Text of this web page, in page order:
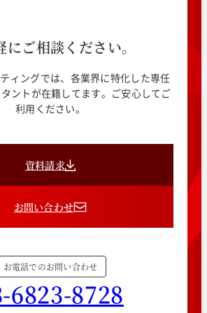
にご相談ください。
ィングでは、各業界に特化した専任
ントが在籍してます。ご安心してご
利用ください。
資料請求
お問い合わせ
お電話でのお問い合わせ
6823-8728